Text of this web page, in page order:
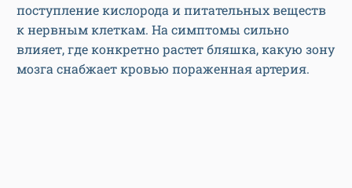
поступление кислорода и питательных веществ
к нервным клеткам. На симптомы сильно
влияет, где конкретно растет бляшка, какую зону
мозга снабжает кровью пораженная артерия.